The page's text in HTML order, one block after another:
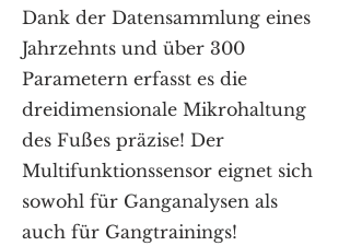
Dank der Datensammlung eines
Jahrzehnts und über 300
Parametern erfasst es die
dreidimensionale Mikrohaltung
des Fußes präzise! Der
Multifunktionssensor eignet sich
sowohl für Ganganalysen als
auch für Gangtrainings!